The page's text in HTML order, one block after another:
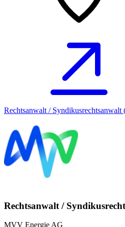
Rechtsanwalt / Syndikusrechtsanwalt
Rechtsanwalt /
MVV Energie AG